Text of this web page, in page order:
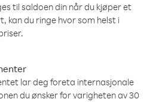
til saldoen din når du kjøper et
kan du ringe hvor som helst i
lar deg foreta internasjonale
du ønsker for varigheten av 30